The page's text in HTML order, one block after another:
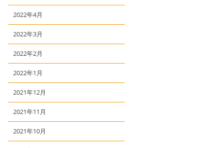
2022年4月
2022年3月
2022年2月
2022年1月
2021年12月
2021年11月
2021年10月